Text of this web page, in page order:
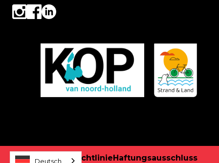
DatenschutzrichtlinieHaftungsausschluss
Deutsch